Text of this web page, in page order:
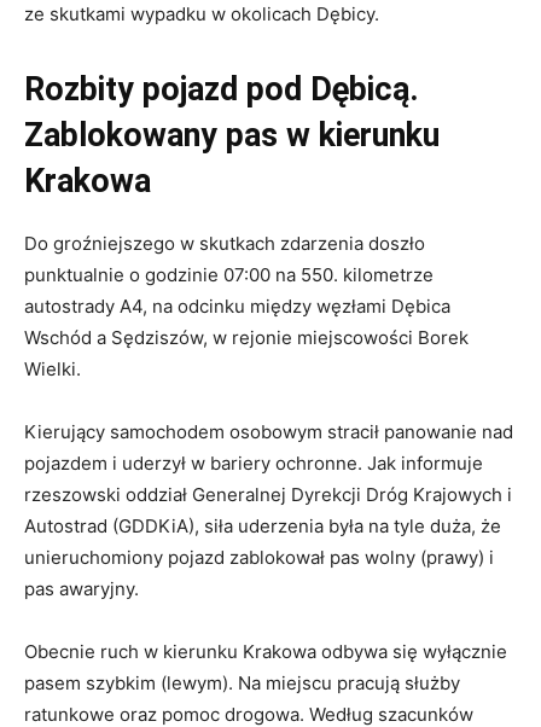
ze skutkami wypadku w okolicach Dębicy.
Rozbity pojazd pod Dębicą.
Zablokowany pas w kierunku
Krakowa
Do groźniejszego w skutkach zdarzenia doszło
punktualnie o godzinie 07:00 na 550. kilometrze
autostrady A4, na odcinku między węzłami Dębica
Wschód a Sędziszów, w rejonie miejscowości Borek
Wielki.
Kierujący samochodem osobowym stracił panowanie nad
pojazdem i uderzył w bariery ochronne. Jak informuje
rzeszowski oddział Generalnej Dyrekcji Dróg Krajowych i
Autostrad (GDDKiA), siła uderzenia była na tyle duża, że
unieruchomiony pojazd zablokował pas wolny (prawy) i
pas awaryjny.
Obecnie ruch w kierunku Krakowa odbywa się wyłącznie
pasem szybkim (lewym). Na miejscu pracują służby
ratunkowe oraz pomoc drogowa. Według szacunków